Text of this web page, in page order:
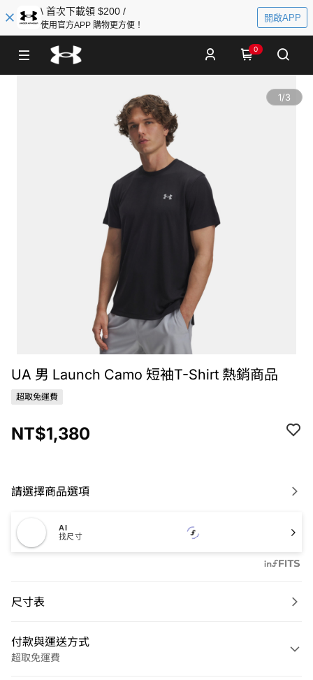
\ 首次下載領 $200 /
使用官方APP 購物更方便！
開啟APP
0
1/3
UA 男 Launch Camo 短袖T-Shirt 熱銷商品
超取免運費
NT$1,380
請選擇商品選項
AI
找尺寸
尺寸表
付款與運送方式
超取免運費